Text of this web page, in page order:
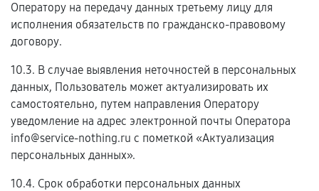
Оператору на передачу данных третьему лицу для
исполнения обязательств по гражданско-правовому
договору.
10.3. В случае выявления неточностей в персональных
данных, Пользователь может актуализировать их
самостоятельно, путем направления Оператору
уведомление на адрес электронной почты Оператора
info@service-nothing.ru с пометкой «Актуализация
персональных данных».
10.4. Срок обработки персональных данных